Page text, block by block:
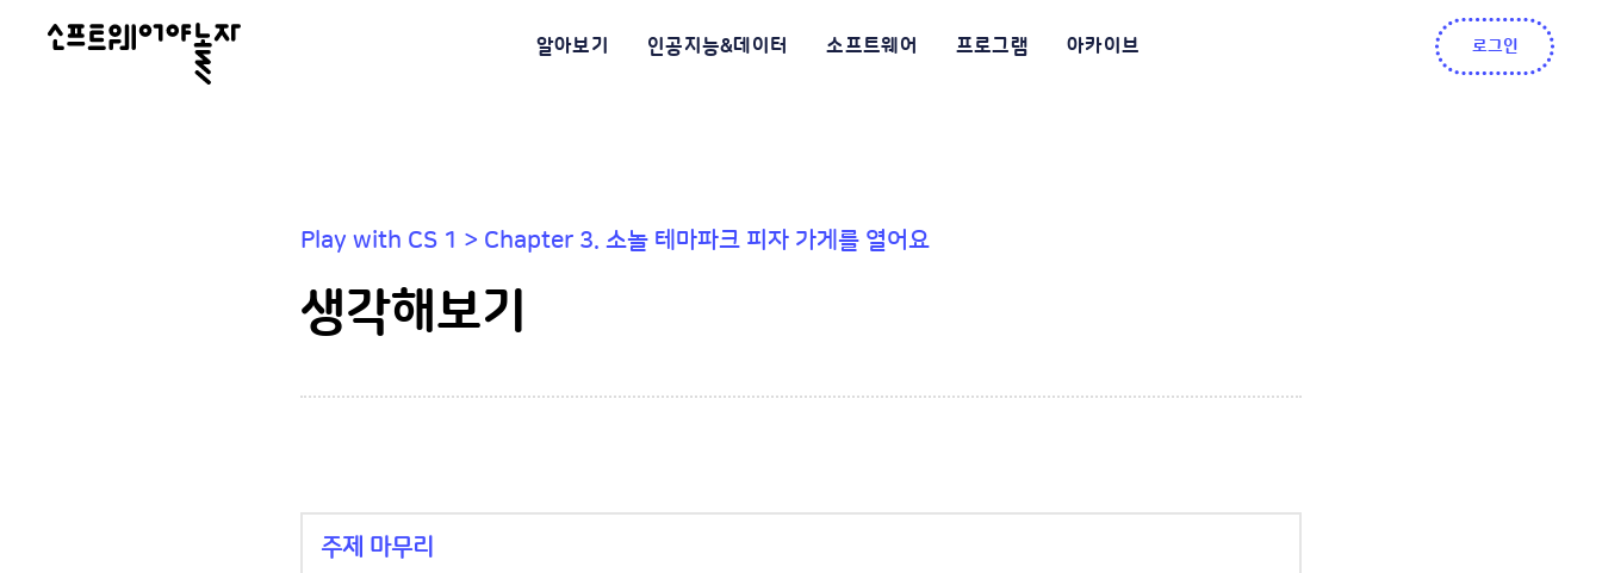
소
알아보기 인공지능&데이터 소프트웨어 프로그램 아카이브 로그인
Play with CS 1 > Chapter 3. 소놀 테마파크 피자 가게를 열어요
생각해보기
주제 마무리